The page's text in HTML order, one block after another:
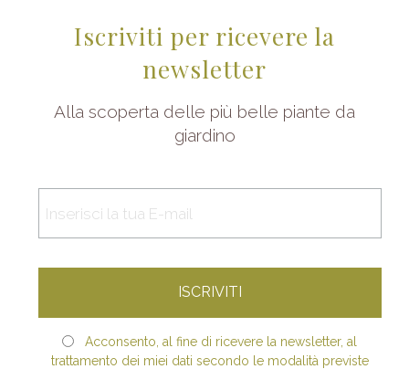
Iscriviti per ricevere la
newsletter
Alla scoperta delle più belle piante da
giardino
Acconsento, al fine di ricevere la newsletter, al
trattamento dei miei dati secondo le modalità previste